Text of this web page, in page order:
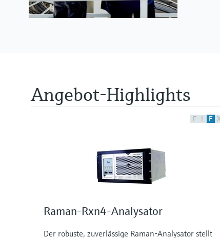
Angebot-Highlights
F L E X
Raman-Rxn4-Analysator
Der robuste, zuverlässige Raman-Analysator stellt